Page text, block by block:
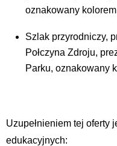
oznakowany
Szlak przyrodniczy,
Połczyna Zdroju,
Parku, oznakowany
Uzupełnieniem tej oferty
edukacyjnych: